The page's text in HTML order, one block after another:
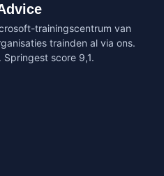
trainingscentrum van
trainden al via ons.
score 9,1.